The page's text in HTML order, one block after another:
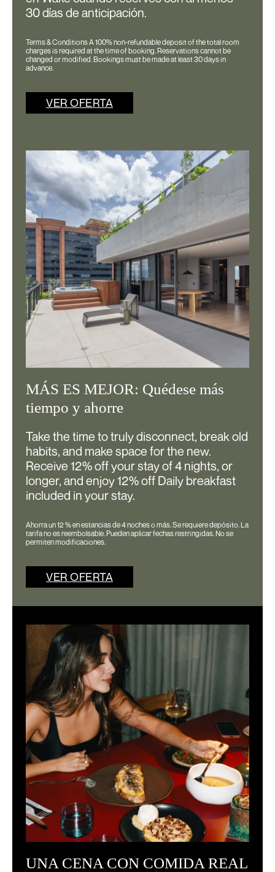
30 días de anticipación.
Terms & Conditions A 100% non-refundable deposit of the total room
charges is required at the time of booking. Reservations cannot be
changed or modified. Bookings must be made at least 30 days in
advance.
VER OFERTA
MÁS ES MEJOR: Quédese más
tiempo y ahorre
Take the time to truly disconnect, break old
habits, and make space for the new.
Receive 12% off your stay of 4 nights, or
longer, and enjoy 12% off Daily breakfast
included in your stay.
Ahorra un 12 % en estancias de 4 noches o más. Se requiere depósito. La
tarifa no es reembolsable. Pueden aplicar fechas restringidas. No se
permiten modificaciones.
VER OFERTA
UNA CENA CON COMIDA REAL